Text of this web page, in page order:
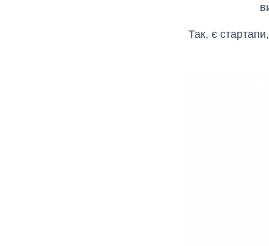
Так, є